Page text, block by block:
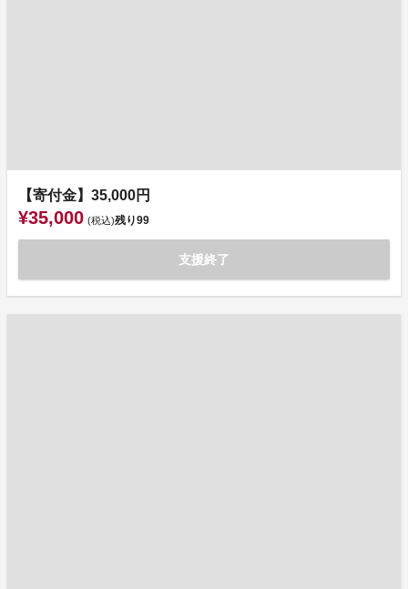
【寄付金】35,000円
¥35,000 (税込)残り99
支援終了